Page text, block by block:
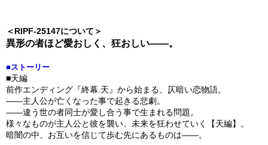
＜RIPF-25147について＞
異形の者ほど愛おしく、狂おしい――。
■ストーリー
■天編
前作エンディング『終幕.天』から始まる、仄暗い恋物語。
――主人公が亡くなった事で起きる悲劇。
――違う世の者同士が愛し合う事で生まれる問題。
様々なものが主人公と彼を襲い、未来を狂わせていく【天編】。
暗闇の中、お互いを信じて歩む先にあるものは――。